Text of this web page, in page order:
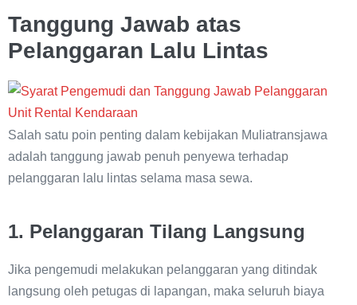
Tanggung Jawab atas
Pelanggaran Lalu Lintas
Salah satu poin penting dalam kebijakan Muliatransjawa
adalah tanggung jawab penuh penyewa terhadap
pelanggaran lalu lintas selama masa sewa.
1. Pelanggaran Tilang Langsung
Jika pengemudi melakukan pelanggaran yang ditindak
langsung oleh petugas di lapangan, maka seluruh biaya